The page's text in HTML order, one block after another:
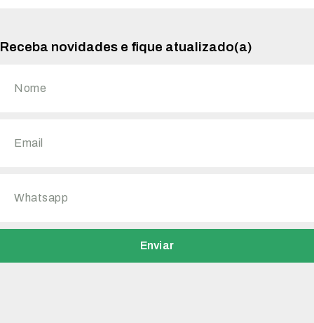
Receba novidades e fique atualizado(a)
Enviar